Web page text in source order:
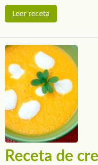
Leer receta
Receta de